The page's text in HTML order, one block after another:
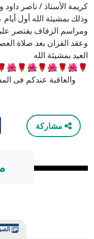
كريمة الأستاذ / ناصر داود
ومراسم الزفاف يقتصر
وعقد القران بعد صلاة
العيد بمشيئة الله
والعاقبة عندكم فى
مشاركة